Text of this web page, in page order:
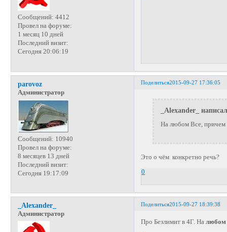
Сообщений: 4412
Провел на форуме:
1 месяц 10 дней
Последний визит:
Сегодня 20:06:19
Поделиться2015-09-27 17:36:05
parovoz
Администратор
Сообщений: 10940
Провел на форуме:
8 месяцев 13 дней
Последний визит:
Сегодня 19:17:09
_Alexander_
На любом Все, причем
Это о чём конкретно речь?
0
Поделиться2015-09-27 18:39:38
_Alexander_
Администратор
Про Безлимит в 4Г. Налюбом